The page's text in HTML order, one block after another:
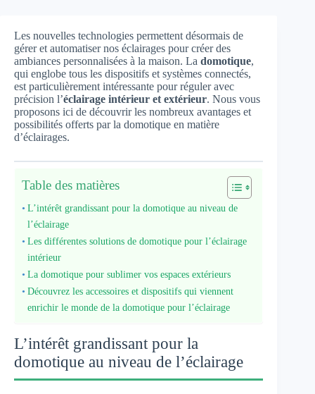
Les nouvelles technologies permettent désormais de
gérer et automatiser nos éclairages pour créer des
ambiances personnalisées à la maison. La domotique,
qui englobe tous les dispositifs et systèmes connectés,
est particulièrement intéressante pour réguler avec
précision l’éclairage intérieur et extérieur. Nous vous
proposons ici de découvrir les nombreux avantages et
possibilités offerts par la domotique en matière
d’éclairages.
Table des matières
L’intérêt grandissant pour la domotique au niveau de
l’éclairage
Les différentes solutions de domotique pour l’éclairage
intérieur
La domotique pour sublimer vos espaces extérieurs
Découvrez les accessoires et dispositifs qui viennent
enrichir le monde de la domotique pour l’éclairage
L’intérêt grandissant pour la
domotique au niveau de l’éclairage